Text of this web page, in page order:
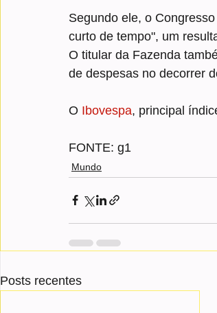
Segundo ele, o
curto de tempo", um
O titular da Fazenda
de despesas no decorrer
O Ibovespa, principal
FONTE: g1
Mundo
Posts recentes